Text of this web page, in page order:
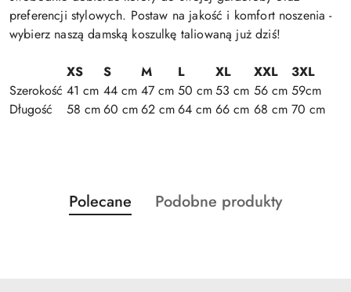
preferencji stylowych. Postaw na jakość i komfort noszenia -
wybierz naszą damską koszulkę taliowaną już dziś!
XS S M L XL XXL
3XL
Szerokość 41 cm 44 cm 47 cm 50 cm53 cm 56 cm 59cm
Długość
58 cm60 cm62 cm64 cm 66 cm 68 cm 70 cm
Pomiń karuzelę produktów
Produkty
o
Polecane
Produkty
Podobne produkty